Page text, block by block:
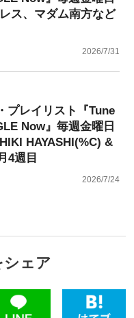
ス、マダム南方など
2026/7/31
プレイリスト『Tune
Now』毎週金曜日
HAYASHI(%C) &
4週目
2026/7/24
シェア